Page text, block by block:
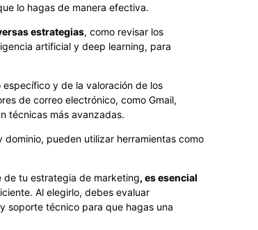
lo hagas de manera efectiva.
estrategias, como revisar los
artificial y deep learning, para
y de la valoración de los
de correo electrónico, como Gmail,
técnicas más avanzadas.
pueden utilizar herramientas como
de tu estrategia de marketing, es esencial
Al elegirlo, debes evaluar
soporte técnico para que hagas una